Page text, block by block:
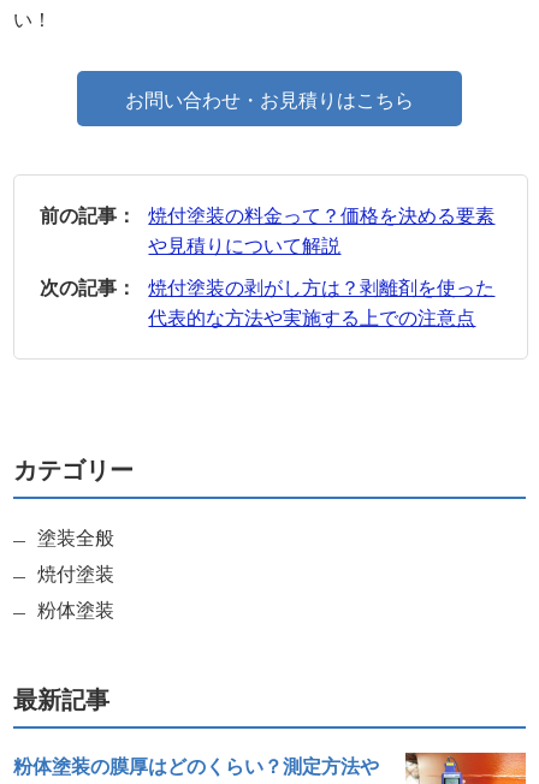
い！
お問い合わせ・お見積りはこちら
前の記事：
焼付塗装の料金って？価格を決める要素
や見積りについて解説
次の記事：
焼付塗装の剥がし方は？剥離剤を使った
代表的な方法や実施する上での注意点
カテゴリー
塗装全般
焼付塗装
粉体塗装
最新記事
粉体塗装の膜厚はどのくらい？測定方法や